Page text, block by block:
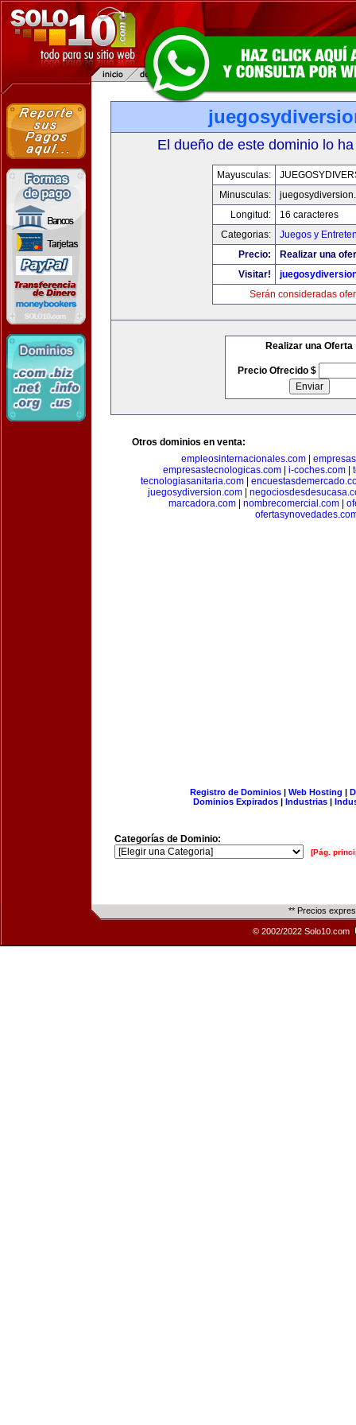
El dueño de este dominio lo
Mayusculas:
Minusculas:
Longitud:
16 caracteres
Categorias:
Juegos y
Precio:
Realizar una
Visitar!
Serán consideradas
Realizar una Oferta
Precio Ofrecido $
Otros dominios en venta:
empleosinternacionales.com
empresastecnologicas.com
i-coches.com
tecnologiasanitaria.com|
juegosydiversion.com
marcadora.com| nombrecomercial.com|
Registro de Dominios| Web Hosting |
Dominios Expirados | Industrias |
Categorías de Dominio:
[Pág.
** Precios
© 2002/2022 Solo10.com